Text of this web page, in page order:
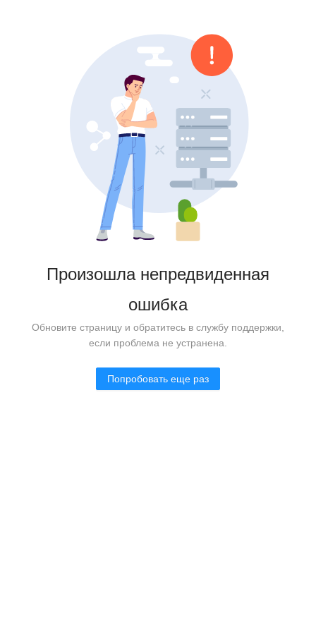
Произошла непредвиденная
ошибка
Обновите страницу и обратитесь в службу поддержки,
если проблема не устранена.
Попробовать еще раз